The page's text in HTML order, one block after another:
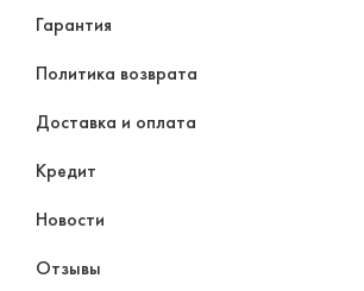
Гарантия
Политика возврата
Доставка и оплата
Кредит
Новости
Отзывы